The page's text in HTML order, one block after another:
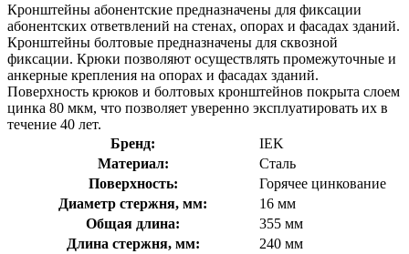
Кронштейны абонентские предназначены для фиксации
абонентских ответвлений на стенах, опорах и фасадах зданий.
Кронштейны болтовые предназначены для сквозной
фиксации. Крюки позволяют осуществлять промежуточные и
анкерные крепления на опорах и фасадах зданий.
Поверхность крюков и болтовых кронштейнов покрыта слоем
цинка 80 мкм, что позволяет уверенно эксплуатировать их в
течение 40 лет.
Бренд:
IEK
Материал:
Сталь
Поверхность:
Горячее цинкование
Диаметр стержня, мм:
16 мм
Общая длина:
355 мм
Длина стержня, мм:
240 мм